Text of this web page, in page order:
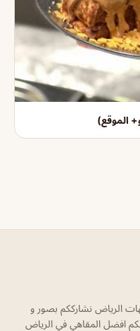
الموقع)
الرياض نشارككم بصور و
افضل المقاهي في الرياض